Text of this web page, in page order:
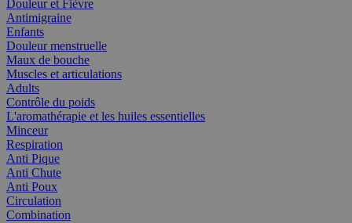
Douleur et Fièvre
Antimigraine
Enfants
Douleur menstruelle
Maux de bouche
Muscles et articulations
Adults
Contrôle du poids
L'aromathérapie et les huiles essentielles
Minceur
Respiration
Anti Pique
Anti Chute
Anti Poux
Circulation
Combination